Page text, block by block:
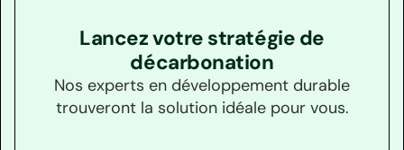
Lancez votre stratégie de
décarbonation
Nos experts en développement durable
trouveront la solution idéale pour vous.